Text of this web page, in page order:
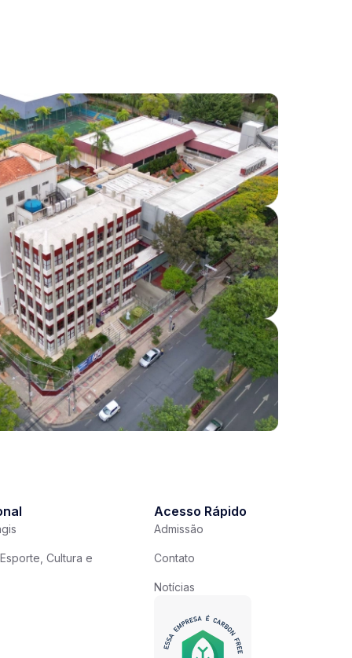
Cultura e
Acesso Rápido
Admissão
Contato
Notícias